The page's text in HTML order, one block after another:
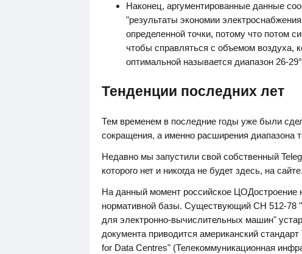
Наконец, аргументированные данные
"результаты экономии
определенной точки, потому что потом
чтобы справляться с объемом воздуха,
оптимальной называется диапазон 26-
Тенденции последних лет
Тем временем в последние годы уже были
сокращения, а именно расширения диапазона
Недавно мы запустили свой собственный
которого нет и никогда не будет здесь, на сайте.
На данный момент российское ЦОДостроение
нормативной базы. Существующий СН 512-78
для электронно-вычислительных машин"
документа приводится американский
for Data Centres" (Телекоммуникационная